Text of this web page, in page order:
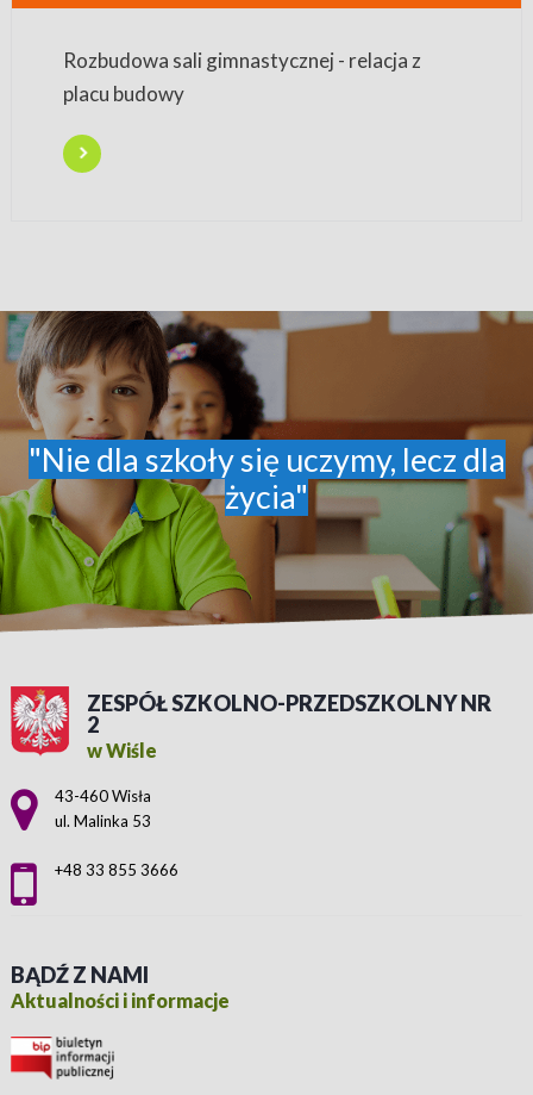
Rozbudowa sali gimnastycznej - relacja z
placu budowy
"Nie dla szkoły się uczymy, lecz dla
życia"
ZESPÓŁ SZKOLNO-PRZEDSZKOLNY NR
2
w Wiśle
Adres pocztowy:
43-460 Wisła
ul. Malinka 53
+48 33 855 3666
BĄDŹ Z NAMI
Aktualności i informacje